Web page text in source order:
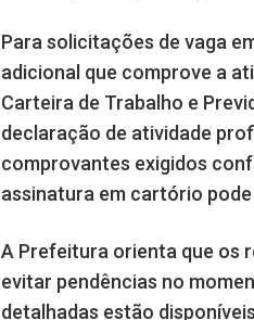
Para solicitações de vaga
adicional que comprove a
Carteira de Trabalho e
declaração de atividade
comprovantes exigidos
assinatura em cartório
A Prefeitura orienta que os
evitar pendências no
detalhadas estão